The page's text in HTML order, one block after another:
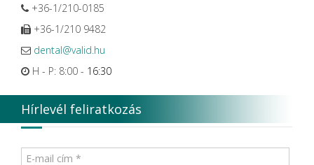
+36-1/210-0185
+36-1/210 9482
dental@valid.hu
H - P: 8:00 - 16:30
Hírlevél feliratkozás